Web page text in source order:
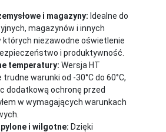
i magazyny: Idealne do
magazynów i innych
których niezawodne oświetlenie
i produktywność.
temperatury: Wersja HT
warunki od -30°C do 60°C,
dodatkową ochronę przed
w wymagających warunkach
i wilgotne: Dzięki